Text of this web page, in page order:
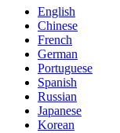
English
Chinese
French
German
Portuguese
Spanish
Russian
Japanese
Korean